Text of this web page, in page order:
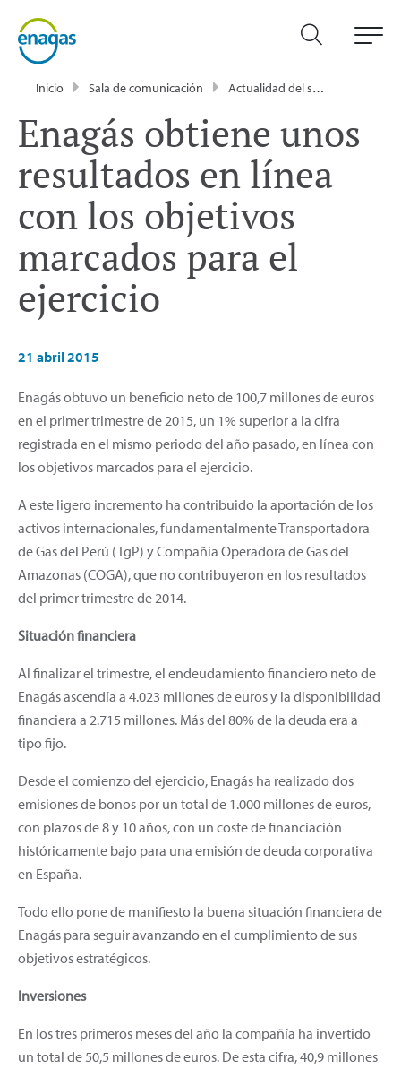
Inicio Sala de comunicación Actualidad del sector energético - Enagás
Enagás obtiene unos
resultados en línea
con los objetivos
marcados para el
ejercicio
21 abril 2015
Enagás obtuvo un beneficio neto de 100,7 millones de euros
en el primer trimestre de 2015, un 1% superior a la cifra
registrada en el mismo periodo del año pasado, en línea con
los objetivos marcados para el ejercicio.
A este ligero incremento ha contribuido la aportación de los
activos internacionales, fundamentalmente Transportadora
de Gas del Perú (TgP) y Compañía Operadora de Gas del
Amazonas (COGA), que no contribuyeron en los resultados
del primer trimestre de 2014.
Situación financiera
Al finalizar el trimestre, el endeudamiento financiero neto de
Enagás ascendía a 4.023 millones de euros y la disponibilidad
financiera a 2.715 millones. Más del 80% de la deuda era a
tipo fijo.
Desde el comienzo del ejercicio, Enagás ha realizado dos
emisiones de bonos por un total de 1.000 millones de euros,
con plazos de 8 y 10 años, con un coste de financiación
históricamente bajo para una emisión de deuda corporativa
en España.
Todo ello pone de manifiesto la buena situación financiera de
Enagás para seguir avanzando en el cumplimiento de sus
objetivos estratégicos.
Inversiones
En los tres primeros meses del año la compañía ha invertido
un total de 50,5 millones de euros. De esta cifra, 40,9 millones